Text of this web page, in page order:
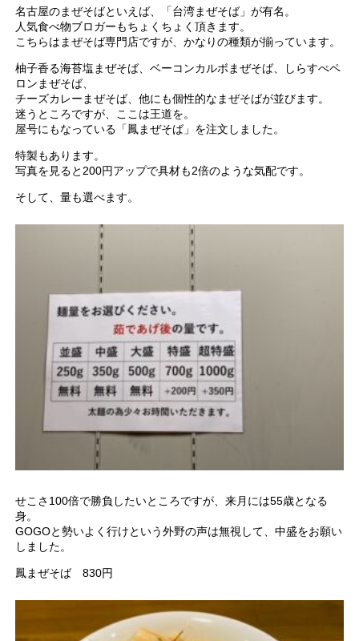
名古屋のまぜそばといえば、「台湾まぜそば」が有名。
人気食べ物ブロガーもちょくちょく頂きます。
こちらはまぜそば専門店ですが、かなりの種類が揃っています。
柚子香る海苔塩まぜそば、ベーコンカルボまぜそば、しらすぺペ
ロンまぜそば、
チーズカレーまぜそば、他にも個性的なまぜそばが並びます。
迷うところですが、ここは王道を。
屋号にもなっている「鳳まぜそば」を注文しました。
特製もあります。
写真を見ると200円アップで具材も2倍のような気配です。
そして、量も選べます。
せこさ100倍で勝負したいところですが、来月には55歳となる
身。
GOGOと勢いよく行けという外野の声は無視して、中盛をお願い
しました。
鳳まぜそば 830円